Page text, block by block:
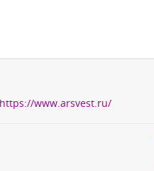
https://www.arsvest.ru/